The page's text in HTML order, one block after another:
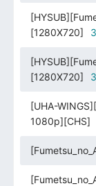
[1280X720]
[1280X720]
[UHA-
1080p][CHS]